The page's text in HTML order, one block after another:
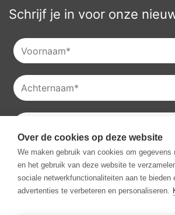
Schrijf je in voor onze
Je kan onzeprivacyverklaring
altijd uitschrijven voor onze nieuwsbrieven.
Ik ga akkoord met het ontvangen van
Vestio.*
Over de cookies op deze website
We maken gebruik van cookies om gegevens
en het gebruik van deze website te
sociale netwerkfunctionaliteiten aan te bieden
advertenties te verbeteren en personaliseren.